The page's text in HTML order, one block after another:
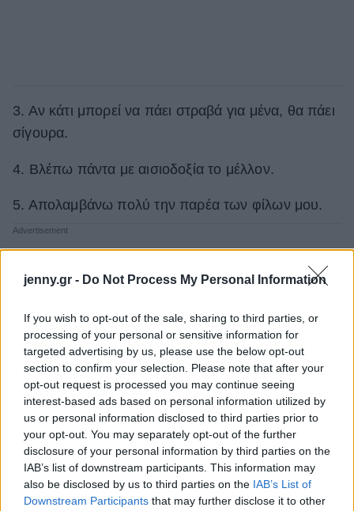
jenny.gr - Do Not Process My Personal Information
If you wish to opt-out of the sale, sharing to third parties, or
processing of your personal or sensitive information for
targeted advertising by us, please use the below opt-out
section to confirm your selection. Please note that after your
opt-out request is processed you may continue seeing
interest-based ads based on personal information utilized by
us or personal information disclosed to third parties prior to
your opt-out. You may separately opt-out of the further
disclosure of your personal information by third parties on the
IAB’s list of downstream participants. This information may
also be disclosed by us to third parties on the IAB’s List of
Downstream Participants that may further disclose it to other
3. Αν κάτι μπορεί να πάει στραβά για μένα, θα πάει
σίγουρα.
4. Βλέπω πάντα με αισιοδοξία το μέλλον.
5. Απολαμβάνω πολύ την παρέα των φίλων μου.